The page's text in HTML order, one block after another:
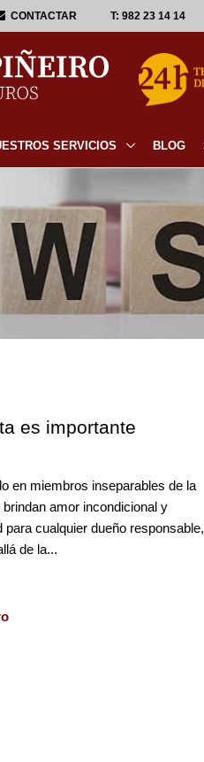
CONTACTAR T: 982 23 14 14
SERVICIOS BLOG
es importante
en miembros inseparables de la
amor incondicional y
cualquier dueño responsable,
de la...